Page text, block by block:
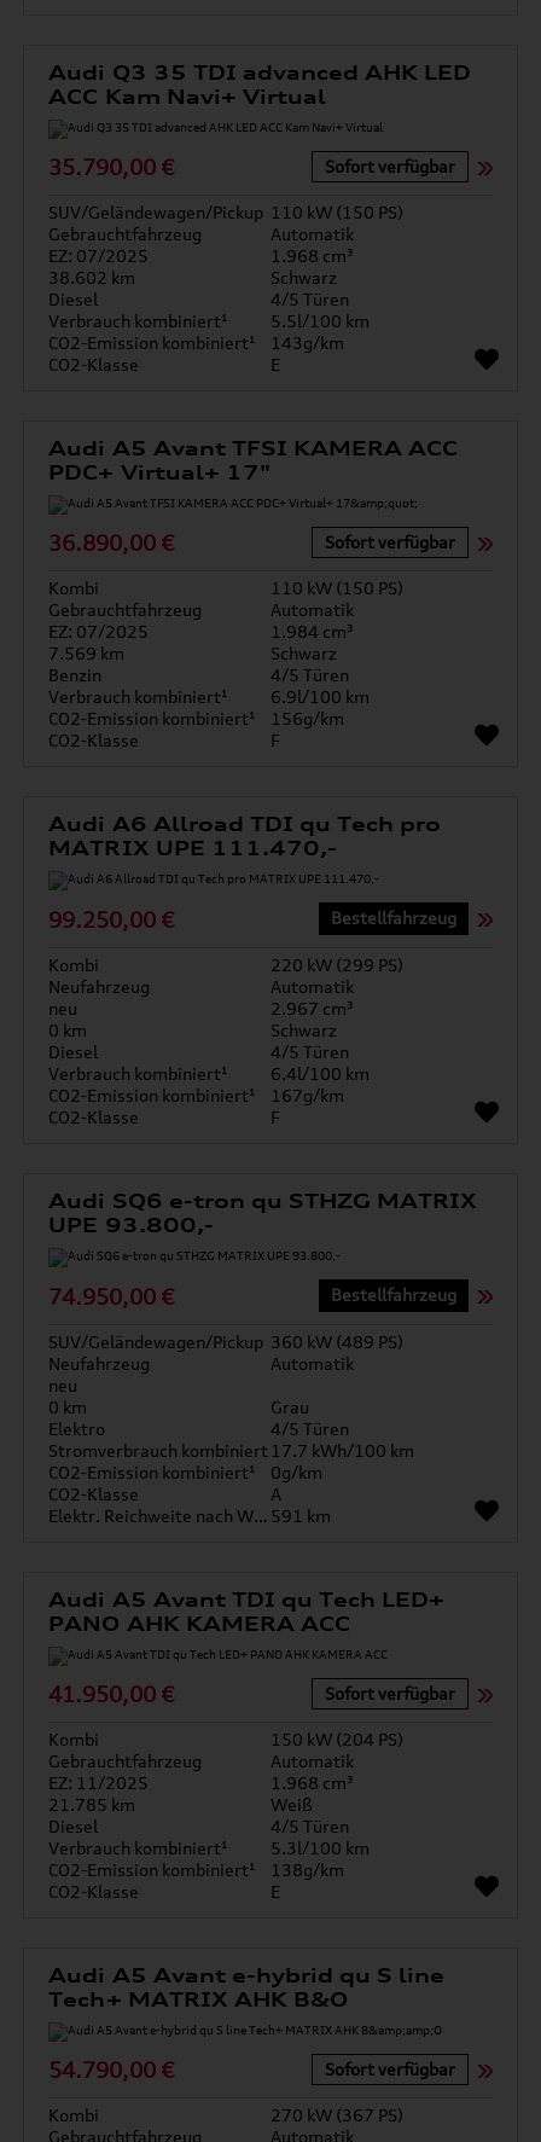
Audi Q3 35 TDI advanced AHK LED
ACC Kam Navi+ Virtual
35.790,00 € Sofort verfügbar
SUV/Geländewagen/Pickup 110 kW (150 PS)
Gebrauchtfahrzeug
Automatik
EZ: 07/2025
1.968 cm³
38.602 km
Schwarz
Diesel
4/5 Türen
Verbrauch kombiniert¹
5.5l/100 km
CO2-Emission kombiniert¹
143g/km
CO2-Klasse
E
Audi A5 Avant TFSI KAMERA ACC
PDC+ Virtual+ 17"
36.890,00 € Sofort verfügbar
Kombi
110 kW (150 PS)
Gebrauchtfahrzeug
Automatik
EZ: 07/2025
1.984 cm³
7.569 km
Schwarz
Benzin
4/5 Türen
Verbrauch kombiniert¹
6.9l/100 km
CO2-Emission kombiniert¹
156g/km
CO2-Klasse
F
Audi A6 Allroad TDI qu Tech pro
MATRIX UPE 111.470,-
99.250,00 € Bestellfahrzeug
Kombi
220 kW (299 PS)
Neufahrzeug
Automatik
neu
2.967 cm³
0 km
Schwarz
Diesel
4/5 Türen
Verbrauch kombiniert¹
6.4l/100 km
CO2-Emission kombiniert¹
167g/km
CO2-Klasse
F
Audi SQ6 e-tron qu STHZG MATRIX
UPE 93.800,-
74.950,00 € Bestellfahrzeug
SUV/Geländewagen/Pickup 360 kW (489 PS)
Neufahrzeug
Automatik
neu
0 km
Grau
Elektro
4/5 Türen
Stromverbrauch kombiniert 17.7 kWh/100 km
CO2-Emission kombiniert¹
0g/km
CO2-Klasse
A
Elektr. Reichweite nach WLTP* 591 km
Audi A5 Avant TDI qu Tech LED+
PANO AHK KAMERA ACC
41.950,00 € Sofort verfügbar
Kombi
150 kW (204 PS)
Gebrauchtfahrzeug
Automatik
EZ: 11/2025
1.968 cm³
21.785 km
Weiß
Diesel
4/5 Türen
Verbrauch kombiniert¹
5.3l/100 km
CO2-Emission kombiniert¹
138g/km
CO2-Klasse
E
Audi A5 Avant e-hybrid qu S line
Tech+ MATRIX AHK B&O
54.790,00 € Sofort verfügbar
Kombi
270 kW (367 PS)
Gebrauchtfahrzeug
Automatik